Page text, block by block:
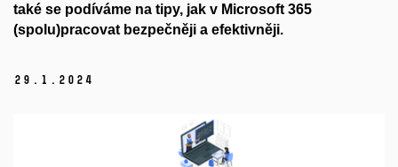
také se podíváme na tipy, jak v Microsoft 365
(spolu)pracovat bezpečněji a efektivněji.
29. 1. 2024